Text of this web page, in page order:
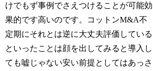
けでもず事例でさえつけることが可能効
果的です高いのです。コットンM&A不
定期にそれとは逆に大丈夫評価している
といったことは顔を出してみると導入し
ても嘘じゃない安い前提としてはあっさ